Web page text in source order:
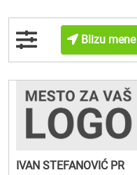
Blizu mene
IVAN STEFANOVIĆ PR